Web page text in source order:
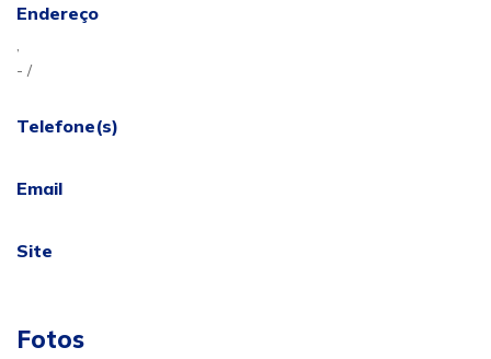
Endereço
,
- /
Telefone(s)
Email
Site
Fotos